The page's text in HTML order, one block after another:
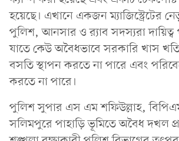
হয়েছে। এখানে একজন ম্যাজিস্ট্রেটের
পুলিশ, আনসার ও র‍্যাব সদস্যরা
যাতে কেউ অবৈধভাবে সরকারি খাস
বসতি স্থাপন করতে না পারে এবং
করতে না পারে।
পুলিশ সুপার এস এম শফিউল্লাহ,
সলিমপুরে পাহাড়ি ভূমিতে অবৈধ দখল